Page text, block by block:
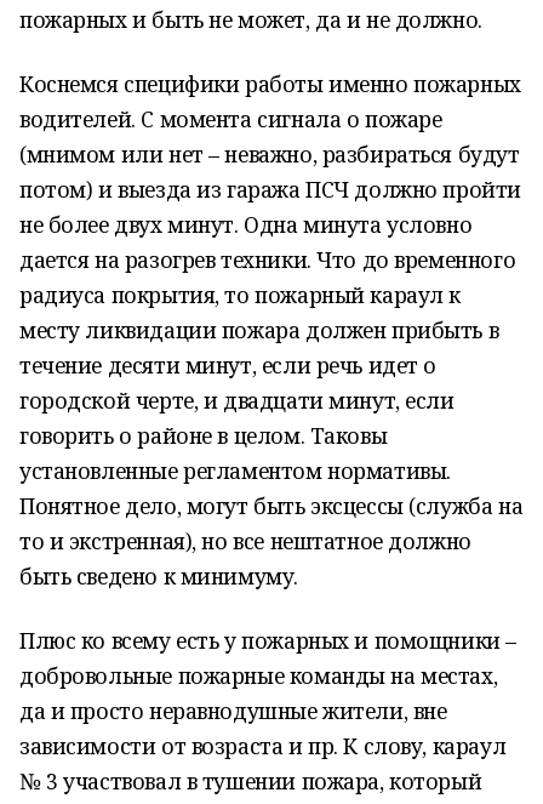
пожарных и быть не может, да и не должно.
Коснемся специфики работы именно пожарных
водителей. С момента сигнала о пожаре
(мнимом или нет – неважно, разбираться будут
потом) и выезда из гаража ПСЧ должно пройти
не более двух минут. Одна минута условно
дается на разогрев техники. Что до временного
радиуса покрытия, то пожарный караул к
месту ликвидации пожара должен прибыть в
течение десяти минут, если речь идет о
городской черте, и двадцати минут, если
говорить о районе в целом. Таковы
установленные регламентом нормативы.
Понятное дело, могут быть эксцессы (служба на
то и экстренная), но все нештатное должно
быть сведено к минимуму.
Плюс ко всему есть у пожарных и помощники –
добровольные пожарные команды на местах,
да и просто неравнодушные жители, вне
зависимости от возраста и пр. К слову, караул
№ 3 участвовал в тушении пожара, который